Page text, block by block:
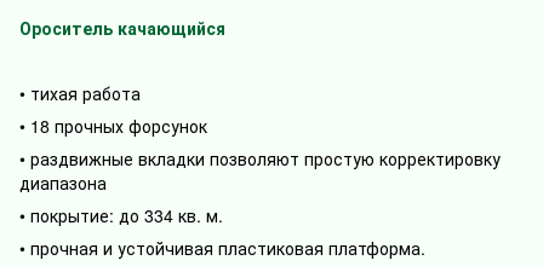
Ороситель качающийся
• тихая работа
• 18 прочных форсунок
• раздвижные вкладки позволяют простую корректировку
диапазона
• покрытие: до 334 кв. м.
• прочная и устойчивая пластиковая платформа.